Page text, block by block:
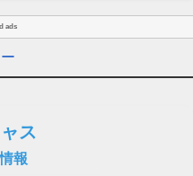
ads
ス
報